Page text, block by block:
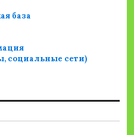
база
социальные сети)